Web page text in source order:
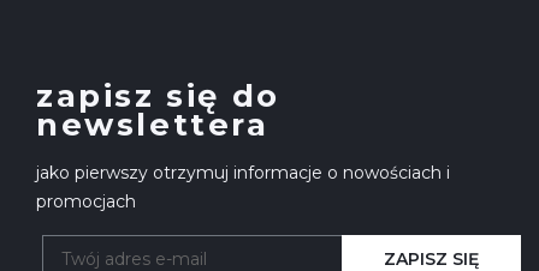
zapisz się do
newslettera
jako pierwszy otrzymuj informacje o nowościach i
promocjach
ZAPISZ SIĘ